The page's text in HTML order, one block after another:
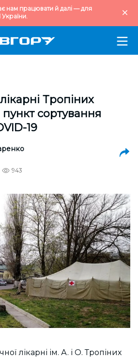
нам працювати й далі — для
України.
Тропіних
сортування
19
943
лікарні ім. А. і О. Тропіних